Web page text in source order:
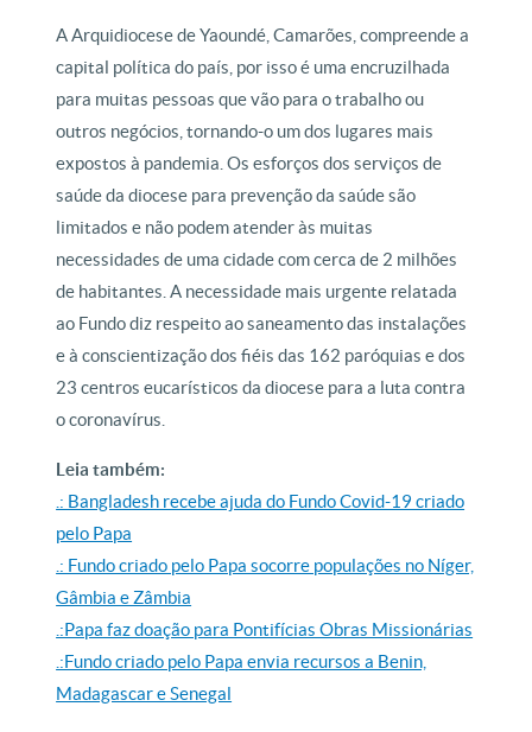
A Arquidiocese de Yaoundé, Camarões, compreende a
capital política do país, por isso é uma encruzilhada
para muitas pessoas que vão para o trabalho ou
outros negócios, tornando-o um dos lugares mais
expostos à pandemia. Os esforços dos serviços de
saúde da diocese para prevenção da saúde são
limitados e não podem atender às muitas
necessidades de uma cidade com cerca de 2 milhões
de habitantes. A necessidade mais urgente relatada
ao Fundo diz respeito ao saneamento das instalações
e à conscientização dos fiéis das 162 paróquias e dos
23 centros eucarísticos da diocese para a luta contra
o coronavírus.
Leia também:
.: Bangladesh recebe ajuda do Fundo Covid-19 criado
pelo Papa
.: Fundo criado pelo Papa socorre populações no Níger,
Gâmbia e Zâmbia
.:Papa faz doação para Pontifícias Obras Missionárias
.:Fundo criado pelo Papa envia recursos a Benin,
Madagascar e Senegal